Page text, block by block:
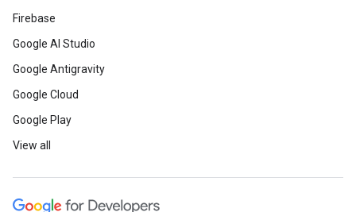
Firebase
Google AI Studio
Google Antigravity
Google Cloud
Google Play
View all